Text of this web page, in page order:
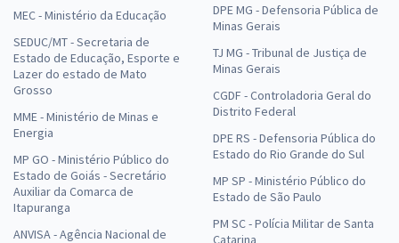
MEC - Ministério da Educação
SEDUC/MT - Secretaria de
Estado de Educação, Esporte e
Lazer do estado de Mato
Grosso
MME - Ministério de Minas e
Energia
MP GO - Ministério Público do
Estado de Goiás - Secretário
Auxiliar da Comarca de
Itapuranga
ANVISA - Agência Nacional de
DPE MG - Defensoria Pública de
Minas Gerais
TJ MG - Tribunal de Justiça de
Minas Gerais
CGDF - Controladoria Geral do
Distrito Federal
DPE RS - Defensoria Pública do
Estado do Rio Grande do Sul
MP SP - Ministério Público do
Estado de São Paulo
PM SC - Polícia Militar de Santa
Catarina